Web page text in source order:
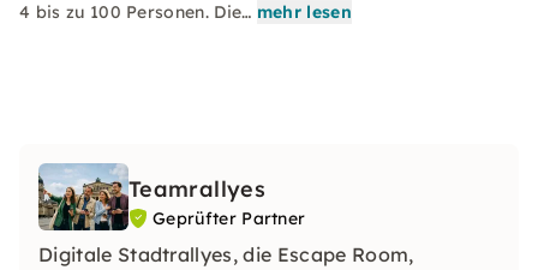
4 bis zu 100 Personen. Die… mehr lesen
Teamrallyes
Geprüfter Partner
Digitale Stadtrallyes, die Escape Room,